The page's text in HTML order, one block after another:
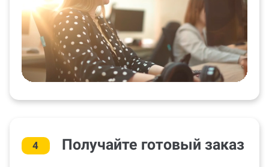
4 Получайте готовый заказ